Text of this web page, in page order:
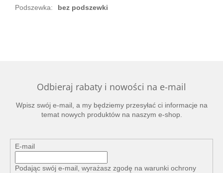
Podszewka: bez podszewki
Odbieraj rabaty i nowości na e-mail
Wpisz swój e-mail, a my będziemy przesyłać ci informacje na
temat nowych produktów na naszym e-shop.
E-mail
Podając swój e-mail, wyrażasz zgodę na warunki ochrony